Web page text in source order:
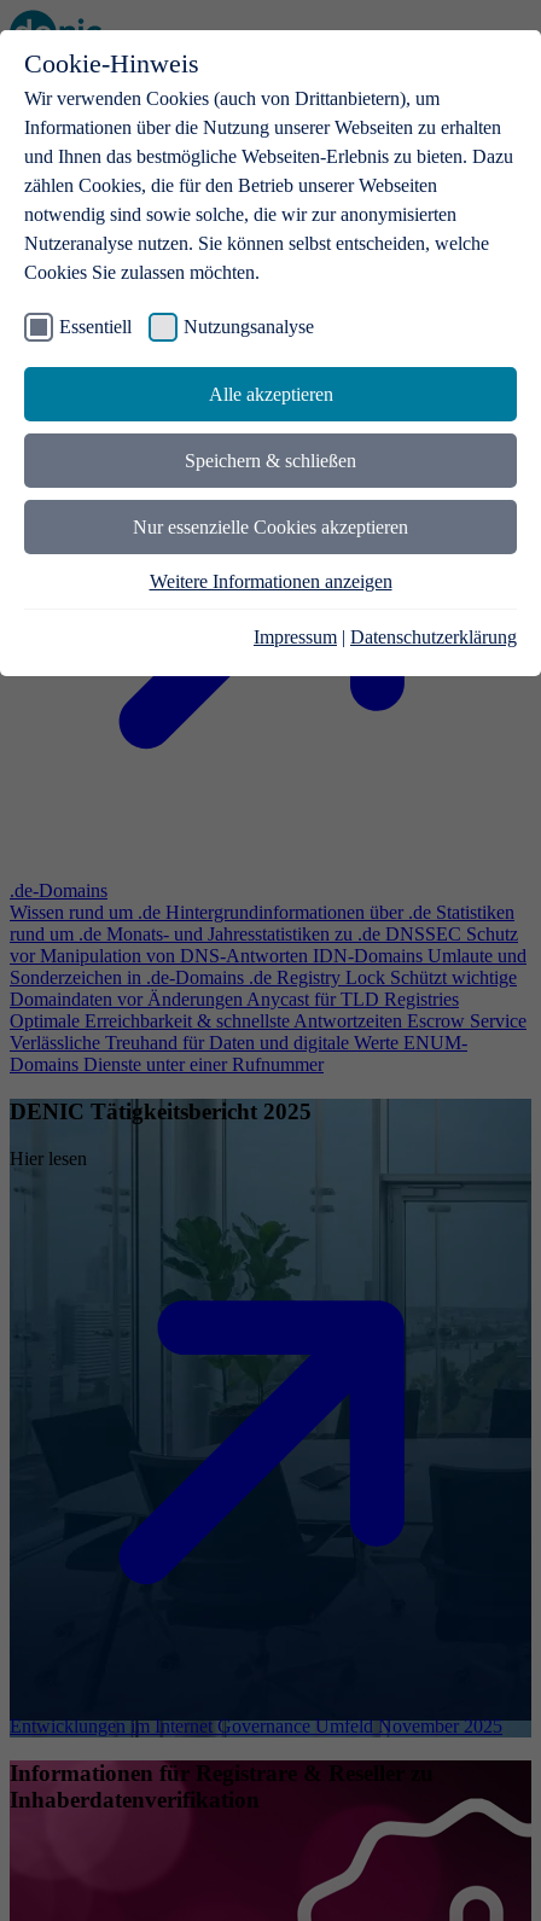
Cookie-Hinweis
Wir verwenden Cookies (auch von Drittanbietern), um
Informationen über die Nutzung unserer Webseiten zu erhalten
und Ihnen das bestmögliche Webseiten-Erlebnis zu bieten. Dazu
zählen Cookies, die für den Betrieb unserer Webseiten
notwendig sind sowie solche, die wir zur anonymisierten
Nutzeranalyse nutzen. Sie können selbst entscheiden, welche
Cookies Sie zulassen möchten.
Essentiell Nutzungsanalyse
Alle akzeptieren
Speichern & schließen
Nur essenzielle Cookies akzeptieren
Weitere Informationen anzeigen
Impressum | Datenschutzerklärung
Open main menu
.de-Domains
Mit einer .de-Domain erhalten Ideen eine Bühne
.de-Domains
Wissen rund um .de Hintergrundinformationen über .de Statistiken
rund um .de Monats- und Jahresstatistiken zu .de DNSSEC Schutz
vor Manipulation von DNS-Antworten IDN-Domains Umlaute und
Sonderzeichen in .de-Domains .de Registry Lock Schützt wichtige
Domaindaten vor ÄnderungenAnycast für TLD Registries
Optimale Erreichbarkeit & schnellste Antwortzeiten Escrow Service
Verlässliche Treuhand für Daten und digitale Werte ENUM-
Domains Dienste unter einer Rufnummer
DENIC Tätigkeitsbericht 2025
Hier lesen
Entwicklungen im Internet Governance Umfeld November 2025
Informationen für Registrare & Reseller zu
Inhaberdatenverifikation